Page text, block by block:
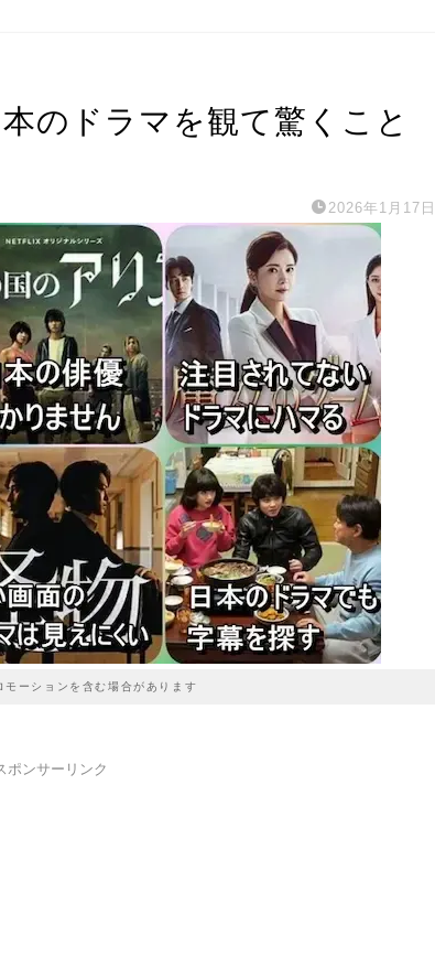
のドラマを観て驚くこと
2026年1月17日
モーションを含む場合があります
ポンサーリンク